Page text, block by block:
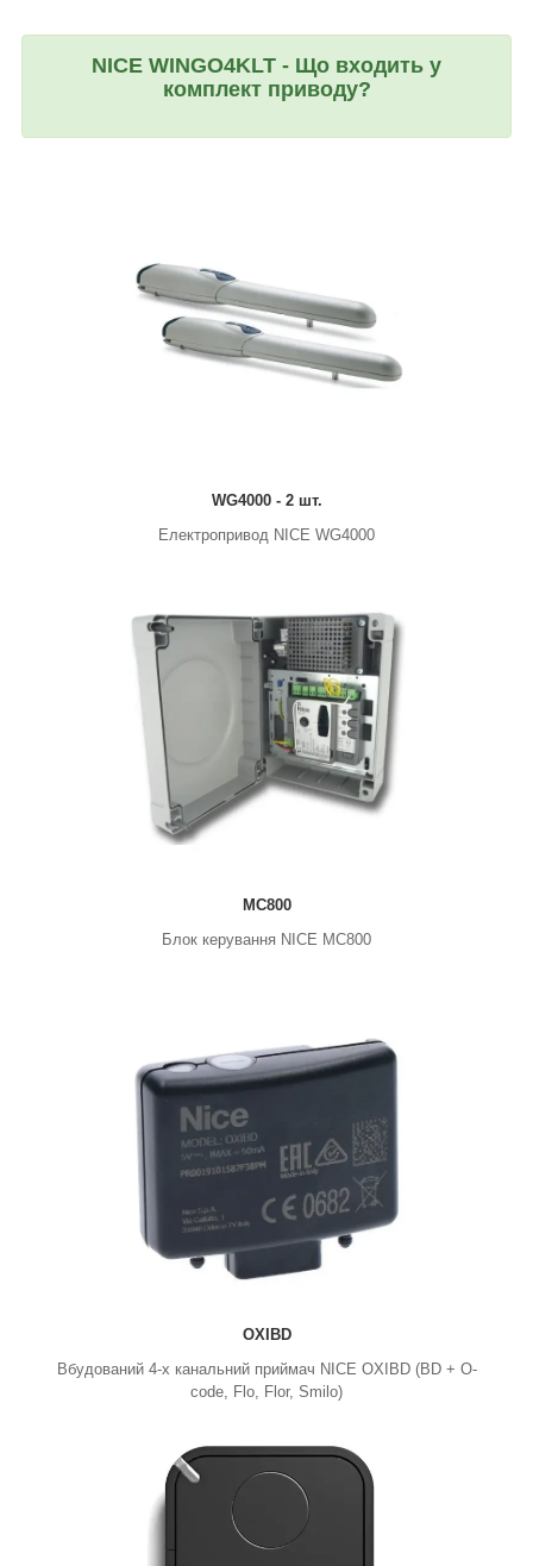
NICE WINGO4KLT - Що входить у
комплект приводу?
WG4000 - 2 шт.
Електропривод NICE WG4000
MC800
Блок керування NICE MC800
OXIBD
Вбудований 4-х канальний приймач NICE OXIBD (BD + O-
code, Flo, Flor, Smilo)